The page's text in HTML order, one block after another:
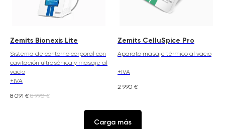
Zemits Bionexis Lite
Sistema de contorno corporal con
cavitación ultrasónica y masaje al
vacío
+IVA
8 091 € 8 990 €
Zemits CelluSpice Pro
Aparato masaje térmico al vacio
+IVA
2 990 €
Carga más